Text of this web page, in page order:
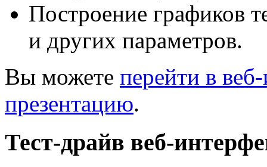
Построение графиков
и других параметров.
Вы можете перейти в
презентацию.
Тест-драйв веб-